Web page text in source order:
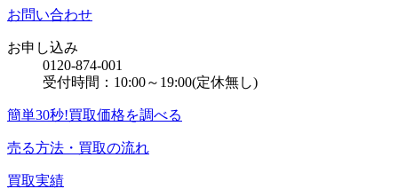
お問い合わせ
お申し込み
0120-874-001
受付時間：10:00～19:00(定休無し)
簡単30秒!買取価格を調べる
売る方法・買取の流れ
買取実績